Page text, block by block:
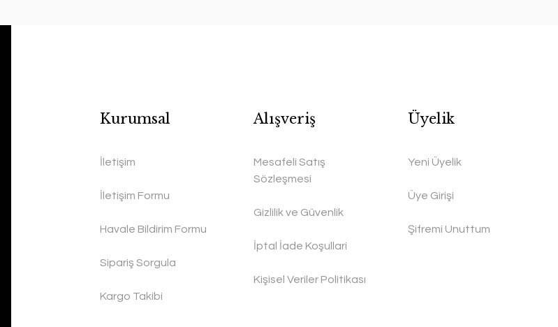
Kurumsal
İletişim
İletişim Formu
Havale Bildirim Formu
Sipariş Sorgula
Kargo Takibi
Alışveriş
Mesafeli Satış
Sözleşmesi
Gizlilik ve Güvenlik
İptal İade Koşullari
Kişisel Veriler Politikası
Üyelik
Yeni Üyelik
Üye Girişi
Şifremi Unuttum